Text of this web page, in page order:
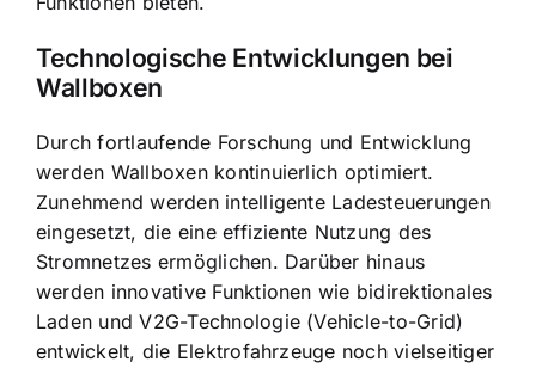
Technologische Entwicklungen bei
Wallboxen
Durch fortlaufende Forschung und Entwicklung
werden Wallboxen kontinuierlich optimiert.
Zunehmend werden intelligente Ladesteuerungen
eingesetzt, die eine effiziente Nutzung des
Stromnetzes ermöglichen. Darüber hinaus
werden innovative Funktionen wie bidirektionales
Laden und V2G-Technologie (Vehicle-to-Grid)
entwickelt, die Elektrofahrzeuge noch vielseitiger